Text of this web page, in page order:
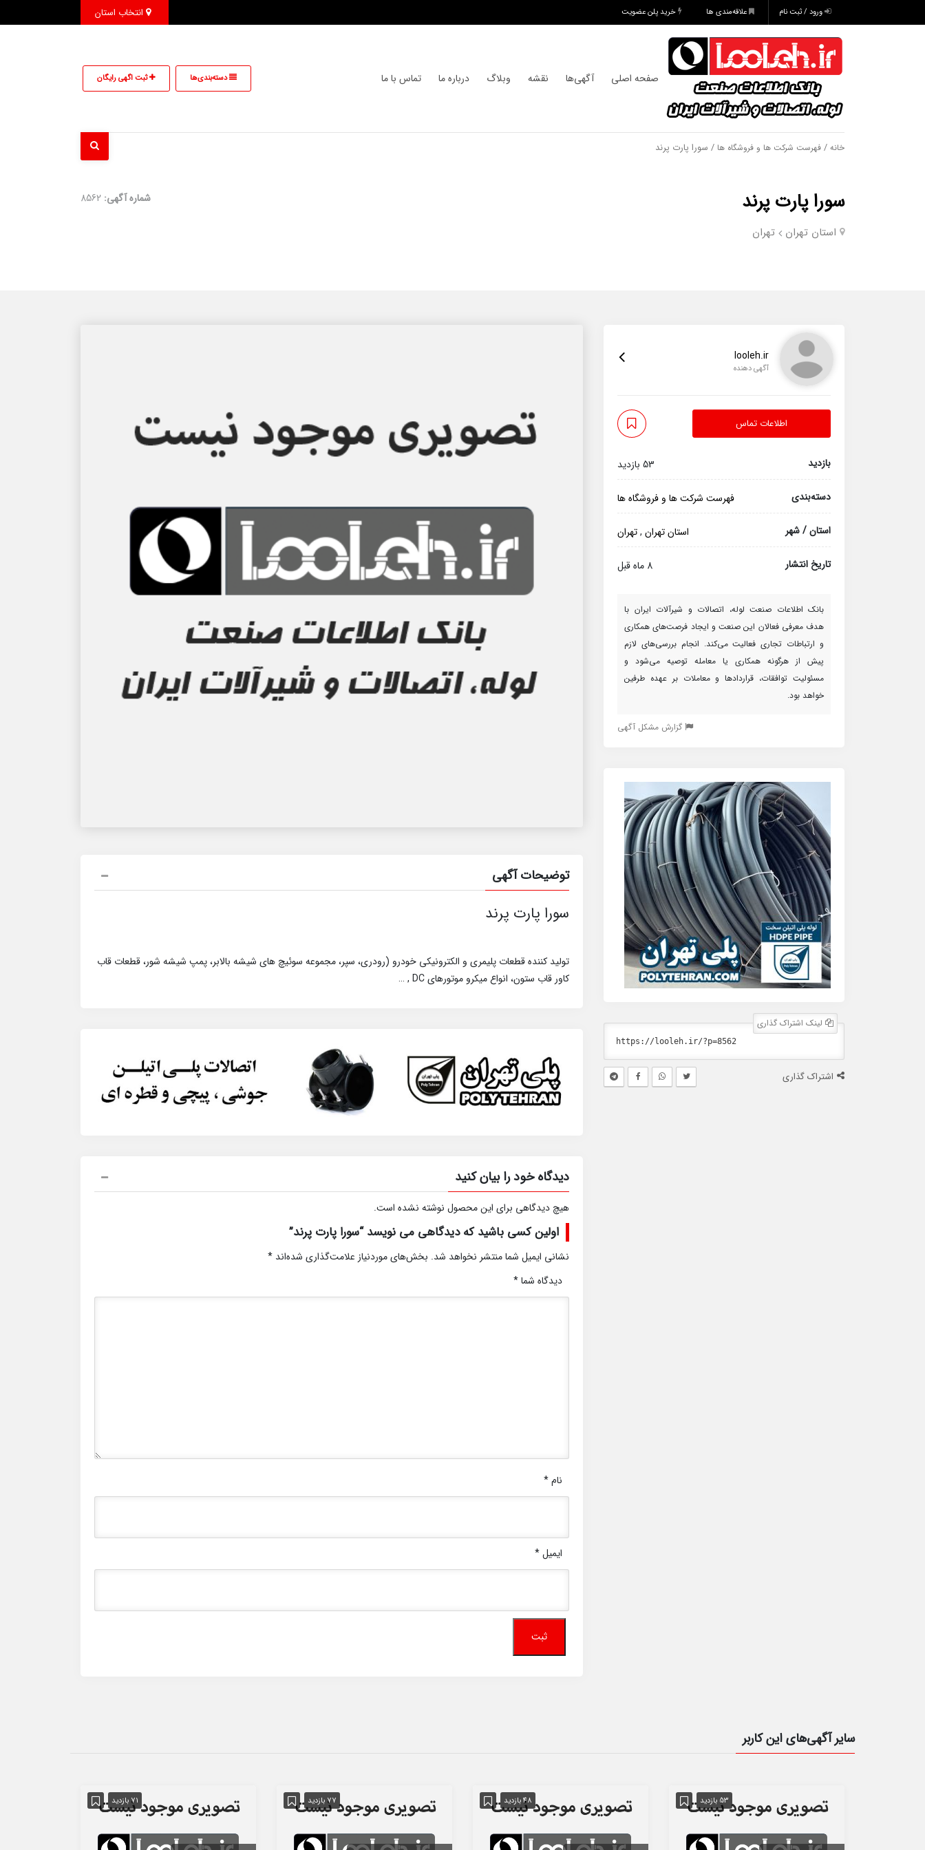
ورود / ثبت نام علاقه‌مندی ها خرید پلن عضویت
صفحه اصلی آگهی‌ها نقشه وبلاگ درباره ما تماس با ما دسته‌بندی‌ها ثبت اگهی رایگان
خانه / فهرست شرکت ها و فروشگاه ها / سورا پارت پرند
سورا پارت پرند
استان تهران تهران
شماره آگهی: 8562
looleh.ir
آگهی دهنده
اطلاعات تماس
بازدید 53 بازدید
دسته‌بندی فهرست شرکت ها و فروشگاه ها
استان / شهر استان تهران ,تهران
تاریخ انتشار 8 ماه قبل
بانک اطلاعات صنعت لوله، اتصالات و شیرآلات ایران با
هدف معرفی فعالان این صنعت و ایجاد فرصت‌های همکاری
و ارتباطات تجاری فعالیت می‌کند. انجام بررسی‌های لازم
پیش از هرگونه همکاری یا معامله توصیه می‌شود و
مسئولیت توافقات، قراردادها و معاملات بر عهده طرفین
خواهد بود.
گزارش مشکل آگهی
لینک اشتراک گذاری
اشتراک گذاری
توضیحات آگهی
سورا پارت پرند
تولید کننده قطعات پلیمری و الکترونیکی خودرو (رودری، سپر، مجموعه سوئیچ های شیشه بالابر، پمپ شیشه شور، قطعات قاب
کاور قاب ستون، انواع میکرو موتورهای DC , …
دیدگاه خود را بیان کنید
هیچ دیدگاهی برای این محصول نوشته نشده است.
اولین کسی باشید که دیدگاهی می نویسد “سورا پارت پرند”
نشانی ایمیل شما منتشر نخواهد شد. بخش‌های موردنیاز علامت‌گذاری شده‌اند *
دیدگاه شما*
نام*
ایمیل*
سایر آگهی‌های این کاربر
53 بازدید 48 بازدید 77 بازدید 71 بازدید